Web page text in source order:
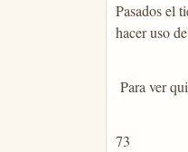
Pasados el
hacer uso
Para ver
73